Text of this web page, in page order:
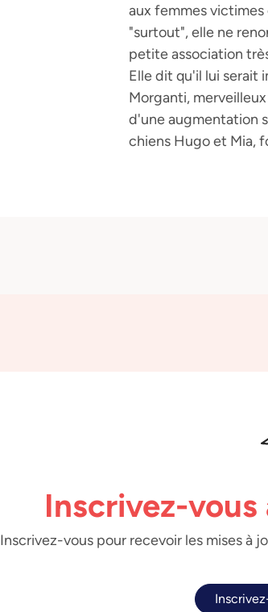
aux femmes
"surtout", elle ne
petite association
Elle dit qu'il lui serait
Morganti,
d'une augmentation
chiens Hugo et Mia,
Inscrivez-
Inscrivez-vous pour recevoir les mises à